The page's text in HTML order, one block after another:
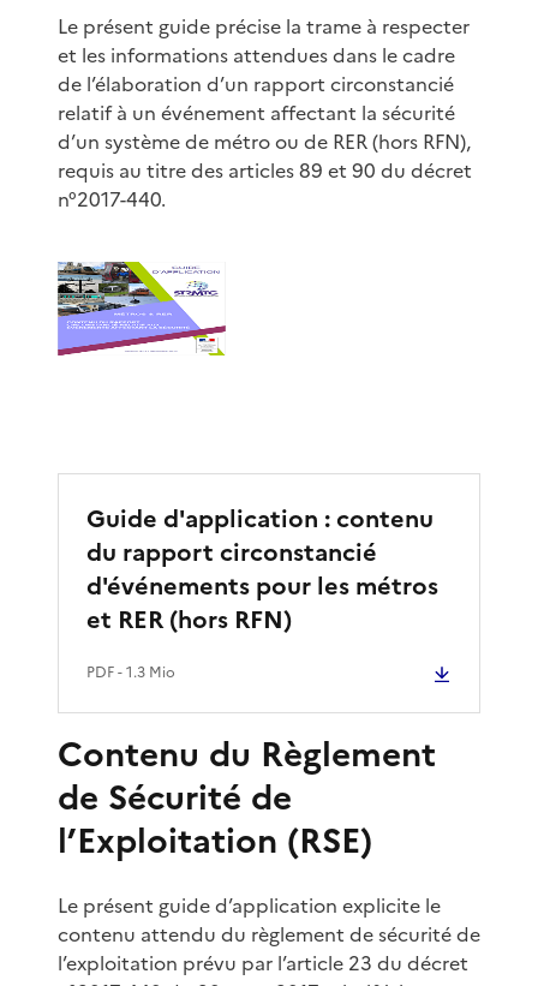
Le présent guide précise la trame à respecter
et les informations attendues dans le cadre
de l’élaboration d’un rapport circonstancié
relatif à un événement affectant la sécurité
d’un système de métro ou de RER (hors RFN),
requis au titre des articles 89 et 90 du décret
n°2017-440.
Guide d'application : contenu
du rapport circonstancié
d'événements pour les métros
et RER (hors RFN)
PDF- 1.3 Mio
Contenu du Règlement
de Sécurité de
l’Exploitation (RSE)
Le présent guide d’application explicite le
contenu attendu du règlement de sécurité de
l’exploitation prévu par l’article 23 du décret